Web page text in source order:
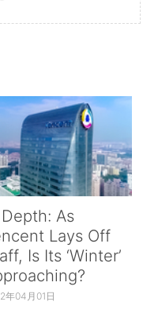
As
Lays Off
Is Its ‘Winter’
年04月01日